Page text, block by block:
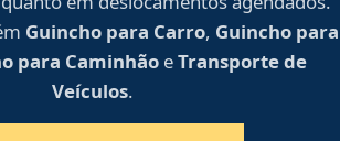
Guincho para Carro, Guincho para
para CaminhãoeTransporte de
Veículos.